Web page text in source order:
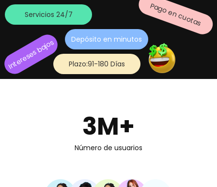
Servicios 24/7 Pago en cuotas
Depósito en minutos
Intereses bajos Plazo:91-180 Días
3M+
Número de usuarios